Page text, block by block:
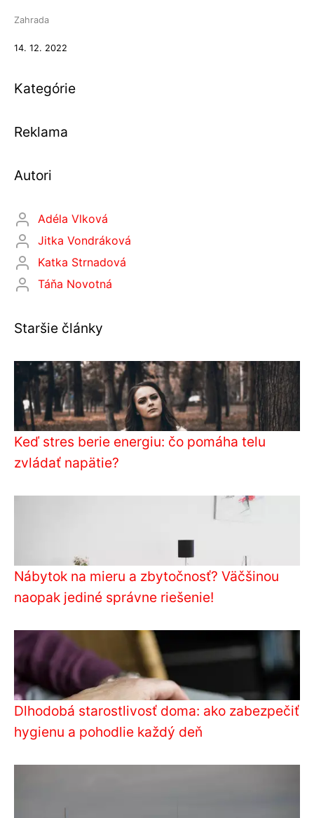
Zahrada
14. 12. 2022
Kategórie
Reklama
Autori
Adéla Vlková
Jitka Vondráková
Katka Strnadová
Táňa Novotná
Staršie články
Keď stres berie energiu: čo pomáha telu
zvládať napätie?
Nábytok na mieru a zbytočnosť? Väčšinou
naopak jediné správne riešenie!
Dlhodobá starostlivosť doma: ako zabezpečiť
hygienu a pohodlie každý deň